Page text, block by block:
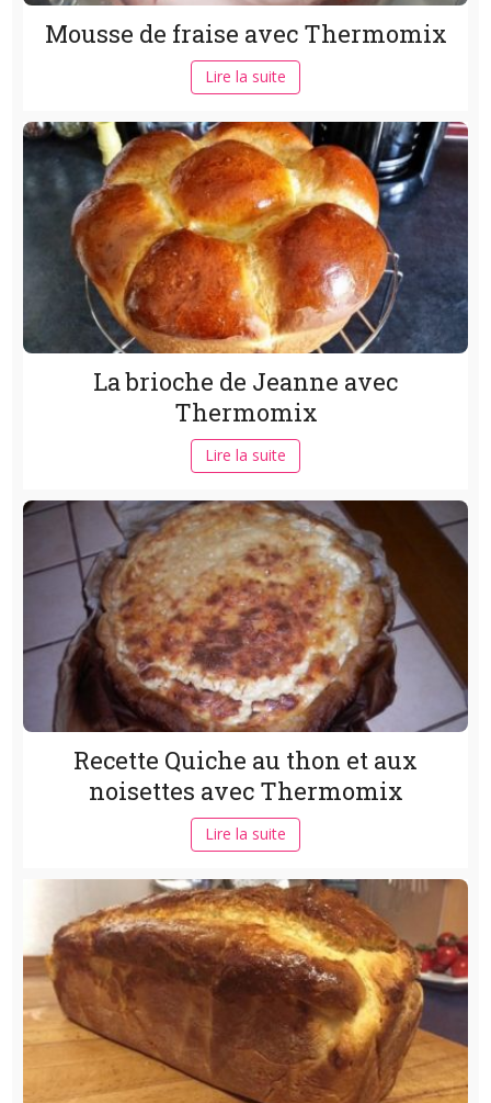
Mousse de fraise avec Thermomix
Lire la suite
La brioche de Jeanne avec
Thermomix
Lire la suite
Recette Quiche au thon et aux
noisettes avec Thermomix
Lire la suite